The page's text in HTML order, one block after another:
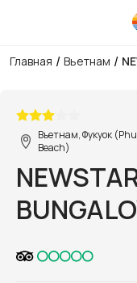
Главная / Вьетнам /
Вьетнам, Фукуок
Beach)